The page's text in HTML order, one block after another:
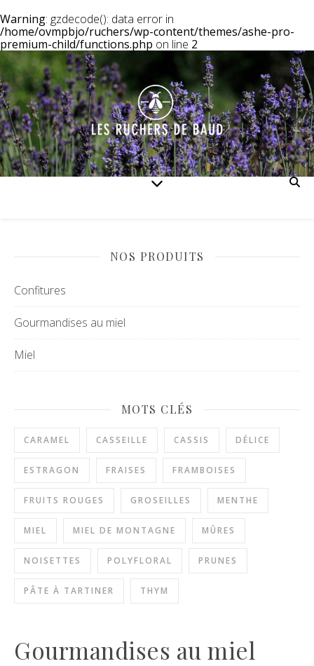
Warning: gzdecode(): data error in
/home/ovmpbjo/ruchers/wp-content/themes/ashe-pro-
premium-child/functions.php on line 2
NOS PRODUITS
Confitures
Gourmandises au miel
Miel
MOTS CLÉS
CARAMEL CASSEILLE CASSIS DÉLICE
ESTRAGON FRAISES FRAMBOISES
FRUITS ROUGES GROSEILLES MENTHE
MIEL MIEL DE MONTAGNE MÛRES
NOISETTES POLYFLORAL PRUNES
PÂTE À TARTINER THYM
Gourmandises au miel